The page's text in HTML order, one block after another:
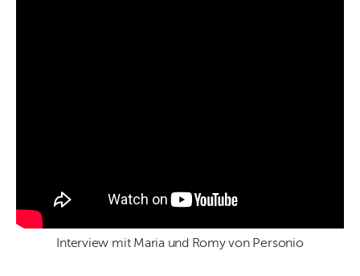
Interview mit Maria und Romy von Personio